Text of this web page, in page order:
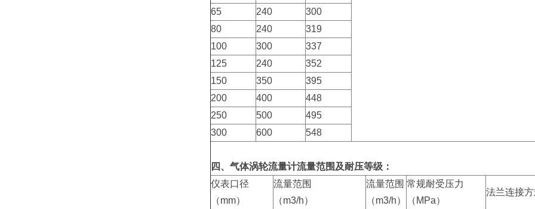
65
240
300
80
240
319
100
300
337
125
240
352
150
350
395
200
400
448
250
500
495
300
600 548
四、气体涡轮流量计流量范围及耐压等级：
仪表口径
（mm）
流量范围
（m3/h）
流量范围
（m3/h）
常规耐受压力
（MPa）
法兰连接